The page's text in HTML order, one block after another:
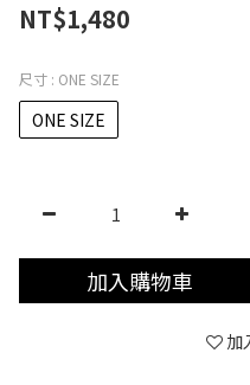
NT$1,480
尺寸 : ONE SIZE
ONE SIZE
加入購物車
加